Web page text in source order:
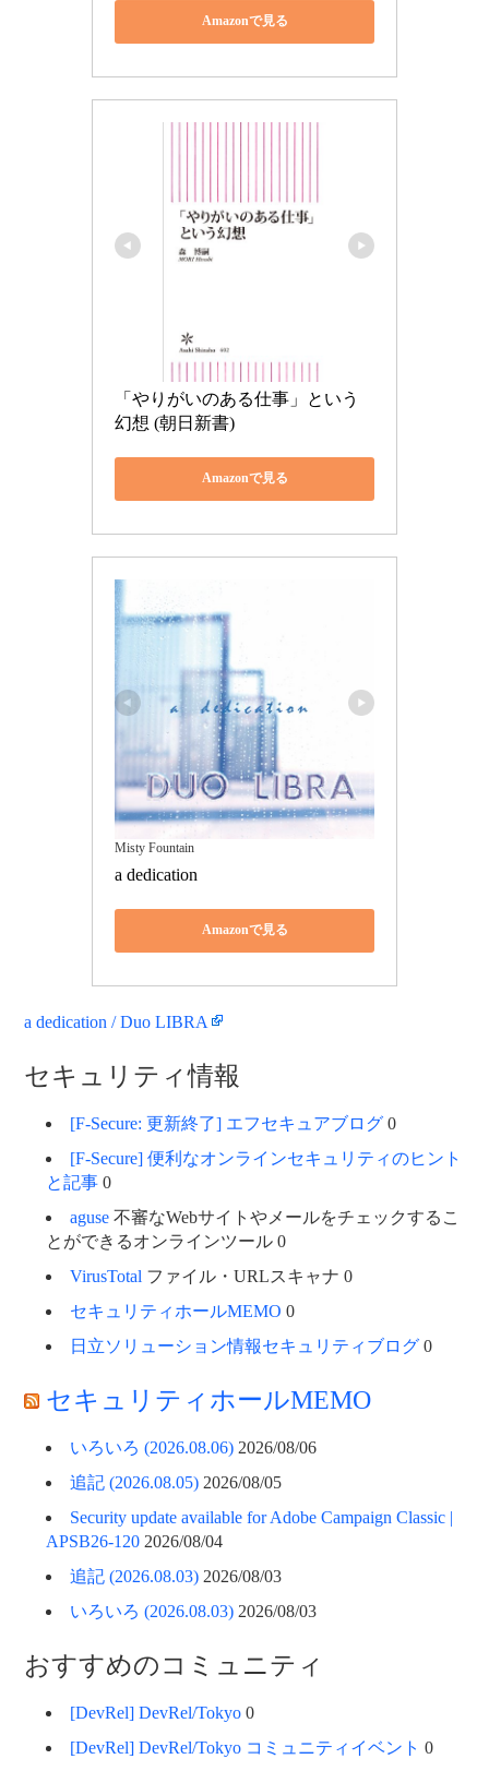
Amazonで見る
「やりがいのある仕事」という
幻想 (朝日新書)
Amazonで見る
Misty Fountain
a dedication
Amazonで見る
a dedication / Duo LIBRA
セキュリティ情報
[F-Secure: 更新終了] エフセキュアブログ 0
[F-Secure] 便利なオンラインセキュリティのヒント
と記事 0
aguse 不審なWebサイトやメールをチェックするこ
とができるオンラインツール 0
VirusTotal ファイル・URLスキャナ 0
セキュリティホールMEMO 0
日立ソリューション情報セキュリティブログ 0
セキュリティホールMEMO
いろいろ (2026.08.06) 2026/08/06
追記 (2026.08.05) 2026/08/05
Security update available for Adobe Campaign Classic |
APSB26-120 2026/08/04
追記 (2026.08.03) 2026/08/03
いろいろ (2026.08.03) 2026/08/03
おすすめのコミュニティ
[DevRel] DevRel/Tokyo 0
[DevRel] DevRel/Tokyo コミュニティイベント 0